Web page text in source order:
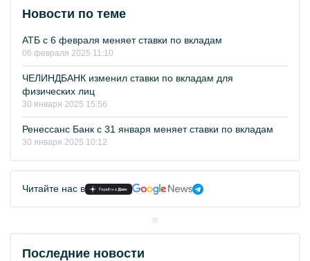
Новости по теме
АТБ с 6 февраля меняет ставки по вкладам
06 февраля 2025 11:10
ЧЕЛИНДБАНК изменил ставки по вкладам для
физических лиц
30 января 2025 15:56
Ренессанс Банк с 31 января меняет ставки по вкладам
30 января 2025 10:12
Читайте нас в
Последние новости